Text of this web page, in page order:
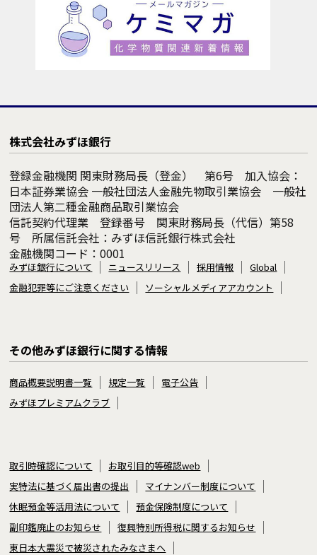
株式会社みずほ銀行
登録金融機関 関東財務局長（登金） 第6号 加入協会：
日本証券業協会 一般社団法人金融先物取引業協会 一般社
団法人第二種金融商品取引業協会
信託契約代理業 登録番号 関東財務局長（代信）第58
号 所属信託会社：みずほ信託銀行株式会社
金融機関コード：0001
みずほ銀行について ニュースリリース 採用情報
Global
金融犯罪等にご注意ください
ソーシャルメディアアカウント
その他みずほ銀行に関する情報
商品概要説明書一覧 規定一覧
電子公告
みずほプレミアムクラブ
取引時確認について
お取引目的等確認web
実特法に基づく届出書の提出
マイナンバー制度について
休眠預金等活用法について
預金保険制度について
副印鑑廃止のお知らせ
復興特別所得税に関するお知らせ
東日本大震災で被災されたみなさまへ